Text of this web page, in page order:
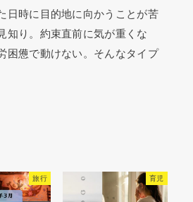
日時に目的地に向かうことが苦
知り。約束直前に気が重くな
困憊で動けない。そんなタイプ
旅行 育児